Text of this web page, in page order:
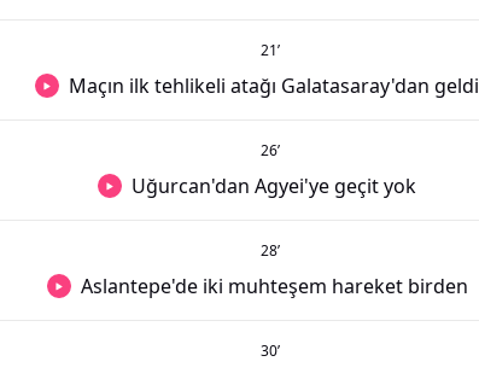
21’
Maçın ilk tehlikeli atağı Galatasaray'dan geldi
26’
Uğurcan'dan Agyei'ye geçit yok
28’
Aslantepe'de iki muhteşem hareket birden
30’